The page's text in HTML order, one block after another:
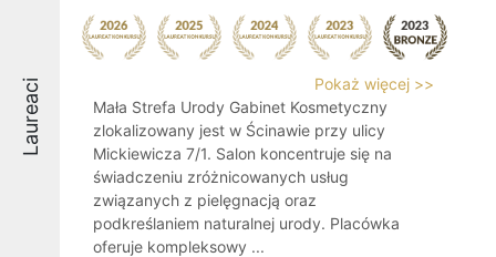
Laureaci
Pokaż więcej >>
Mała Strefa Urody Gabinet Kosmetyczny
zlokalizowany jest w Ścinawie przy ulicy
Mickiewicza 7/1. Salon koncentruje się na
świadczeniu zróżnicowanych usług
związanych z pielęgnacją oraz
podkreślaniem naturalnej urody. Placówka
oferuje kompleksowy ...